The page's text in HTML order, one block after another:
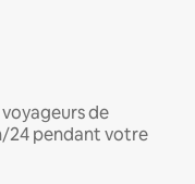
de
24 pendant votre